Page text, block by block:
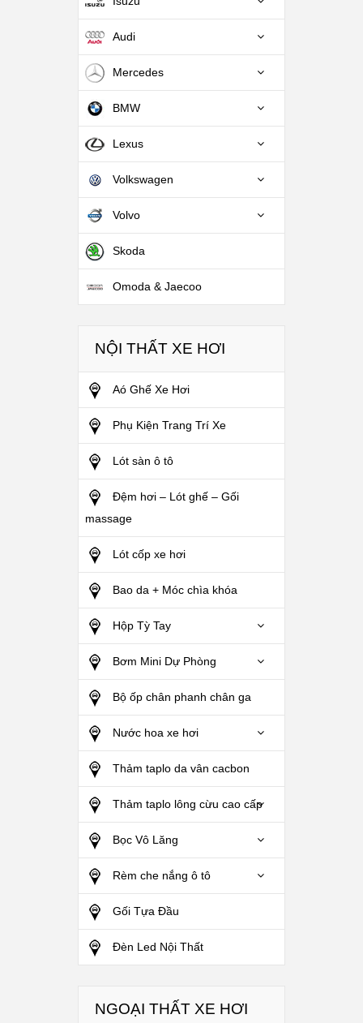
Audi
Mercedes
BMW
Lexus
Volkswagen
Volvo
Skoda
Omoda & Jaecoo
NỘI THẤT XE HƠI
Aó Ghế Xe Hơi
Phụ Kiện Trang Trí Xe
Lót sàn ô tô
Đệm hơi – Lót ghế – Gối
massage
Lót cốp xe hơi
Bao da + Móc chìa khóa
Hộp Tỳ Tay
Bơm Mini Dự Phòng
Bộ ốp chân phanh chân ga
Nước hoa xe hơi
Thảm taplo da vân cacbon
Thảm taplo lông cừu cao cấp
Bọc Vô Lăng
Rèm che nắng ô tô
Gối Tựa Đầu
Đèn Led Nội Thất
NGOẠI THẤT XE HƠI